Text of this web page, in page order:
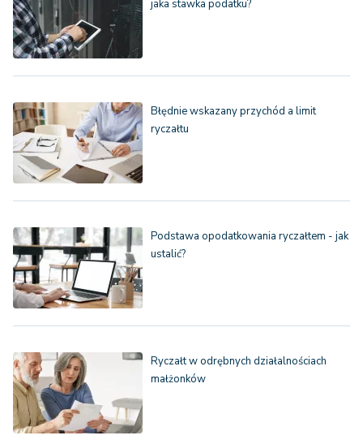
jaka stawka podatku?
Błędnie wskazany przychód a limit
ryczałtu
Podstawa opodatkowania ryczałtem - jak
ustalić?
Ryczałt w odrębnych działalnościach
małżonków